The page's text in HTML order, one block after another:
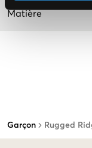
Garçon Rugged
Matière